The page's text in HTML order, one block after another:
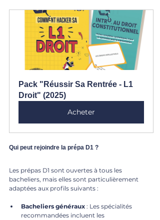
Pack "Réussir Sa Rentrée - L1
Droit" (2025)
Acheter
Qui peut rejoindre la prépa D1 ?
Les prépas D1 sont ouvertes à tous les
bacheliers, mais elles sont particulièrement
adaptées aux profils suivants :
Bacheliers généraux : Les spécialités
recommandées incluent les